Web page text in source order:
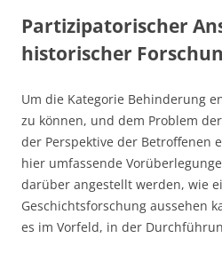
Partizipatorischer
historischer
Um die Kategorie Behinderung
zu können, und dem Problem
der Perspektive der Betroffenen
hier umfassende
darüber angestellt werden, wie
Geschichtsforschung aussehen
es im Vorfeld, in der